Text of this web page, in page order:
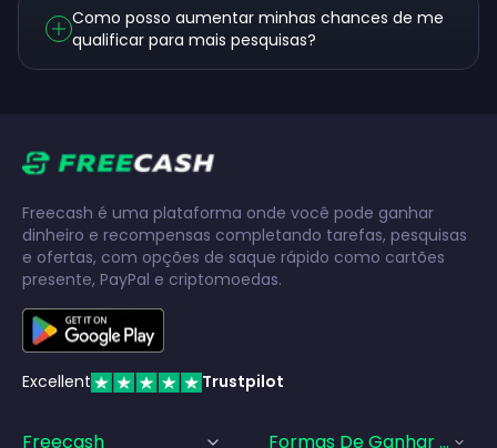
Como posso aumentar minhas chances de me
qualificar para mais pesquisas?
Freecash é uma plataforma onde você pode ganhar
dinheiro e recompensas completando tarefas, pesquisas
e ofertas, com opções de saque rápido como cartões
presente, PayPal e criptomoedas.
Excellent Trustpilot
Freecash Formas De Ganhar